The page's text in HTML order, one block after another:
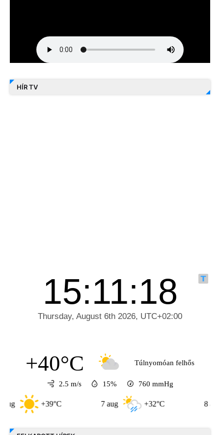
HÍR TV
+40°C Túlnyomóan felhős
2.5 m/s 15% 760 mmHg
+39°C +32°C